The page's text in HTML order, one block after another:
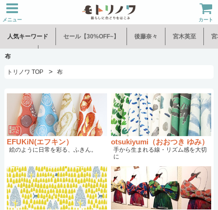
メニュー カート
人気キーワード セール【30%OFF~】 後藤奈々 宮木英至 宮
水谷和音
布
トリノワ TOP > 布
EFUKiN(エフキン）
絵のように日常を彩る、ふきん。
otsukiyumi（おおつき ゆみ）
手から生まれる線・リズム感を大切
に